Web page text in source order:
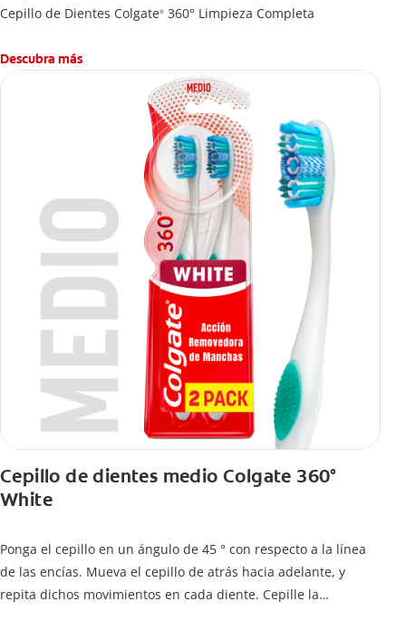
Cepillo de Dientes Colgate® 360° Limpieza Completa
Descubra más
Cepillo de dientes medio Colgate 360°
White
Ponga el cepillo en un ángulo de 45 ° con respecto a la línea
de las encías. Mueva el cepillo de atrás hacia adelante, y
repita dichos movimientos en cada diente. Cepille la